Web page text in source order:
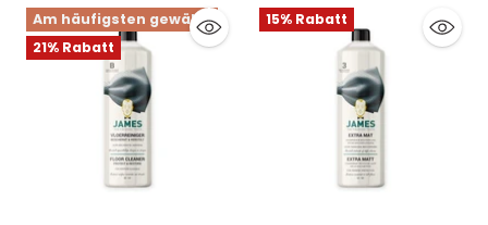
Am häufigsten gewählt
21% Rabatt
15% Rabatt